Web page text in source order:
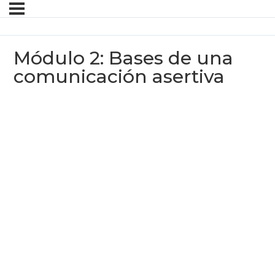
Módulo 2: Bases de una
comunicación asertiva